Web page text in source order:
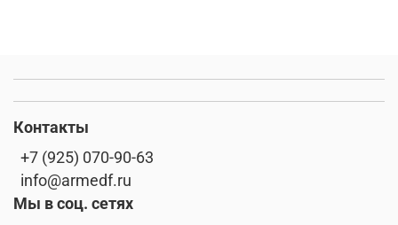
Контакты
+7 (925) 070-90-63
info@armedf.ru
Мы в соц. сетях